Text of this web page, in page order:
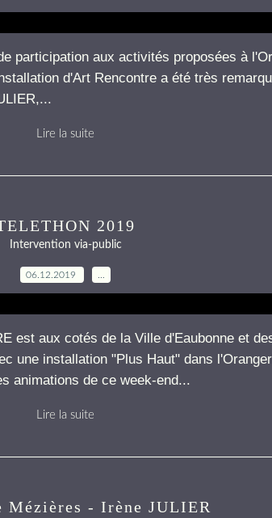
participation aux activités proposées à
d'Art Rencontre a été très
Lire la suite
2019
Intervention via-public
06.12.2019
est aux cotés de la Ville d'Eaubonne et
une installation "Plus Haut" dans
animations de ce week-end...
Lire la suite
Mézières - Irène JULIER